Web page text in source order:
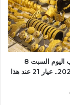
أسعار الذهب اليوم السبت 8
أغسطس 2026.. عيار 21 عند هذا